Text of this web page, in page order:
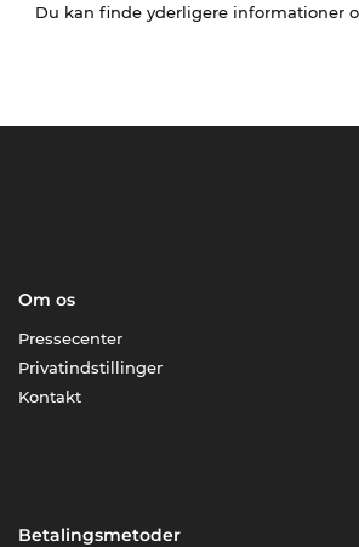
Du kan finde yderligere informationer
Om os
Pressecenter
Privatindstillinger
Kontakt
Betalingsmetoder